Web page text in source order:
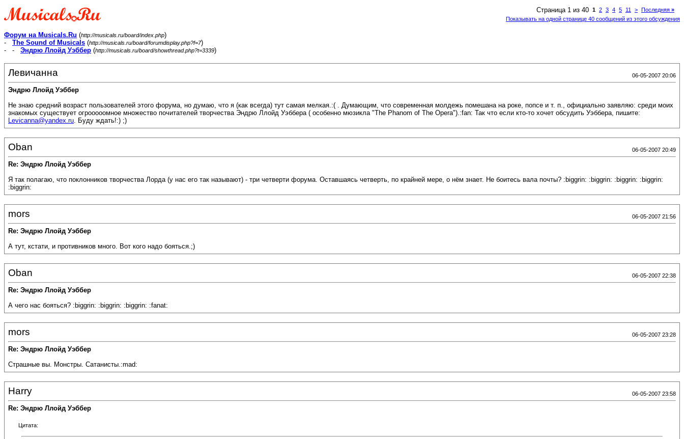
Страница 1 из 40 1 2 3 4 5 11 > Последняя »
Показывать на одной странице 40 сообщений из этого обсуждения
Форум на Musicals.Ru (http://musicals.ru/board/index.php)
- The Sound of Musicals (http://musicals.ru/board/forumdisplay.php?f=7)
- - Эндрю Ллойд Уэббер (http://musicals.ru/board/showthread.php?t=3339)
Левичанна 06-05-2007 20:06
Эндрю Ллойд Уэббер
Не знаю средний возраст пользователей этого форума, но думаю, что я (как всегда) тут самая мелкая.:( . Думающим, что современная молдежь помешана на роке, попсе и т. п., официально заявляю: среди моих
знакомых существует огрооооомное множество почитателей творчества Эндрю Ллойд Уэббера ( особенно мюзикла "The Phanom of The Opera").:fan: Так что если кто-то хочет обсудить Уэббера, пишите:
Levicanna@yandex.ru. Буду ждать!:) ;)
Oban 06-05-2007 20:49
Re: Эндрю Ллойд Уэббер
Я так полагаю, что поклонников творчества Лорда (у нас его так называют) - три четверти форума. Оставшаясь четверть, по крайней мере, о нём знает. Не боитесь вала почты? :biggrin: :biggrin: :biggrin: :biggrin:
:biggrin:
mors 06-05-2007 21:56
Re: Эндрю Ллойд Уэббер
А тут, кстати, и противников много. Вот кого надо бояться.;)
Oban 06-05-2007 22:38
Re: Эндрю Ллойд Уэббер
А чего нас бояться? :biggrin: :biggrin: :biggrin: :fanat:
mors 06-05-2007 23:28
Re: Эндрю Ллойд Уэббер
Страшные вы. Монстры. Сатанисты.:mad:
Harry 06-05-2007 23:58
Re: Эндрю Ллойд Уэббер
Цитата: